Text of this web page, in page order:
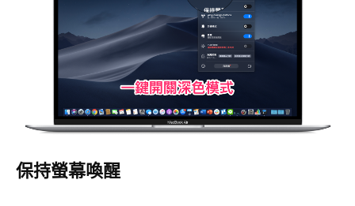
保持螢幕喚醒